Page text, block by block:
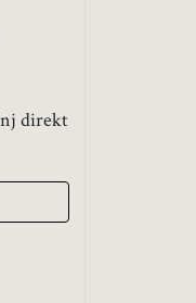
direkt